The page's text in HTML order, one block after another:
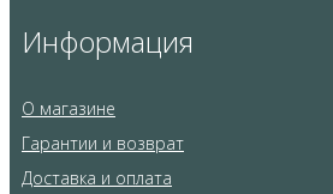
Информация
О магазине
Гарантии и возврат
Доставка и оплата